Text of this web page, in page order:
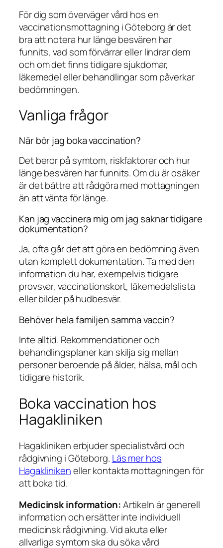
För dig som överväger vård hos en
vaccinationsmottagning i Göteborg är det
bra att notera hur länge besvären har
funnits, vad som förvärrar eller lindrar dem
och om det finns tidigare sjukdomar,
läkemedel eller behandlingar som påverkar
bedömningen.
Vanliga frågor
När bör jag boka vaccination?
Det beror på symtom, riskfaktorer och hur
länge besvären har funnits. Om du är osäker
är det bättre att rådgöra med mottagningen
än att vänta för länge.
Kan jag vaccinera mig om jag saknar tidigare
dokumentation?
Ja, ofta går det att göra en bedömning även
utan komplett dokumentation. Ta med den
information du har, exempelvis tidigare
provsvar, vaccinationskort, läkemedelslista
eller bilder på hudbesvär.
Behöver hela familjen samma vaccin?
Inte alltid. Rekommendationer och
behandlingsplaner kan skilja sig mellan
personer beroende på ålder, hälsa, mål och
tidigare historik.
Boka vaccination hos
Hagakliniken
Hagakliniken erbjuder specialistvård och
rådgivning i Göteborg. Läs mer hos
Hagaklinikeneller kontakta mottagningen för
att boka tid.
Medicinsk information:Artikeln är generell
information och ersätter inte individuell
medicinsk rådgivning. Vid akuta eller
allvarliga symtom ska du söka vård